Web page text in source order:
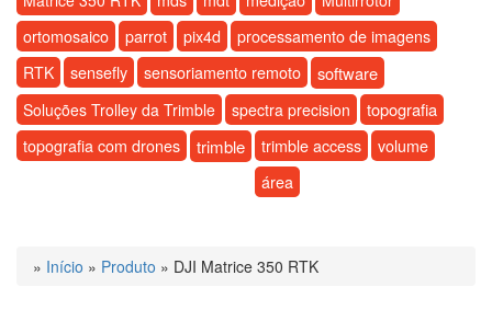
ortomosaico
parrot pix4d
processamento de imagens
RTK
sensefly sensoriamento remoto software
Soluções Trolley da Trimble spectra precision topografia
topografia com drones trimble trimble access
volume
área
» Início » Produto » DJI Matrice 350 RTK